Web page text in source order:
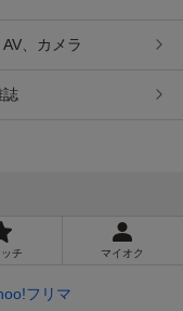
、カメラ
誌
チ マイオク
フリマ